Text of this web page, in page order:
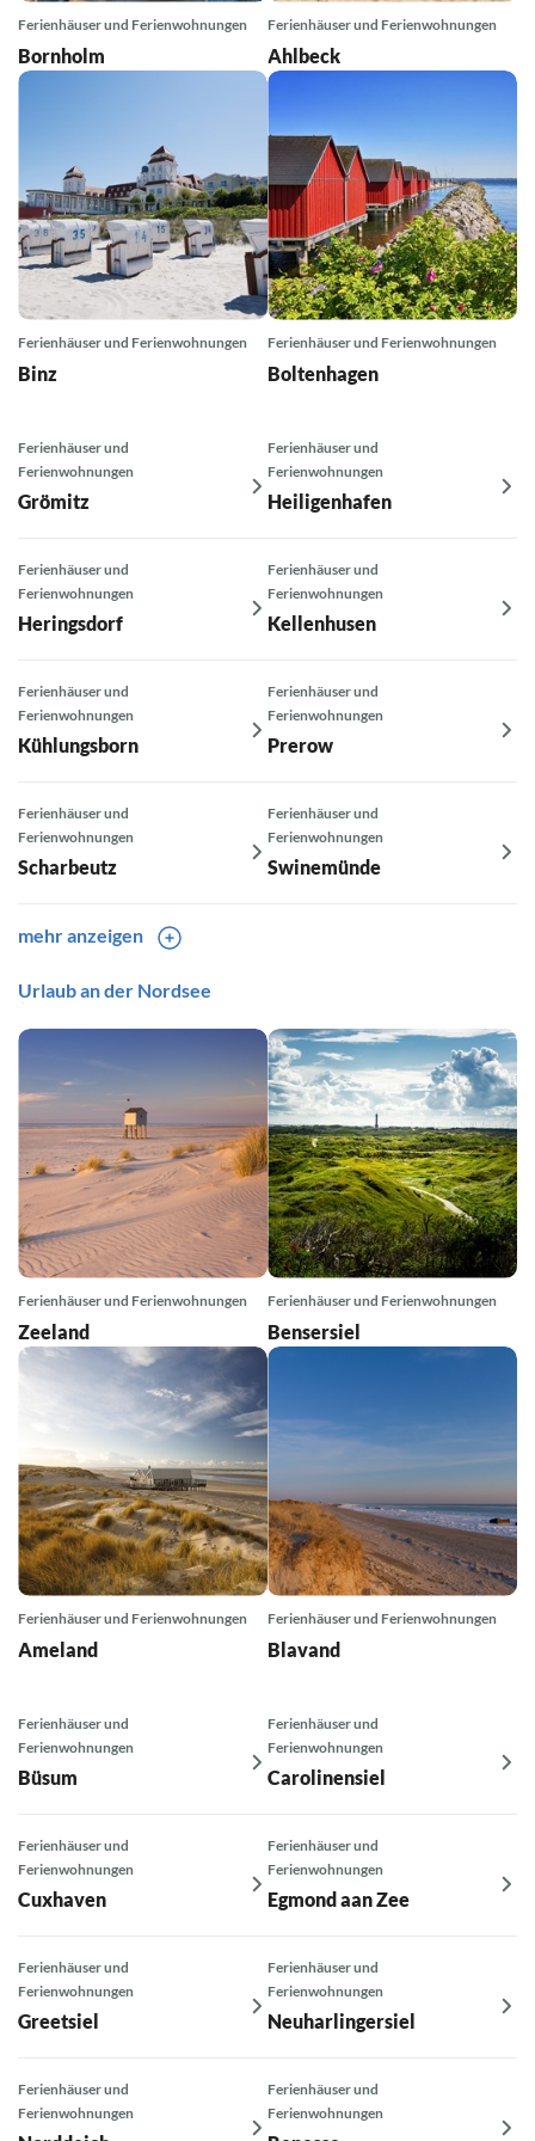
Ferienhäuser und Ferienwohnungen
Bornholm
Ferienhäuser und Ferienwohnungen
Ahlbeck
Ferienhäuser und Ferienwohnungen
Binz
Ferienhäuser und Ferienwohnungen
Boltenhagen
Ferienhäuser und
Ferienwohnungen
Grömitz
Ferienhäuser und
Ferienwohnungen
Heiligenhafen
Ferienhäuser und
Ferienwohnungen
Heringsdorf
Ferienhäuser und
Ferienwohnungen
Kellenhusen
Ferienhäuser und
Ferienwohnungen
Kühlungsborn
Ferienhäuser und
Ferienwohnungen
Prerow
Ferienhäuser und
Ferienwohnungen
Scharbeutz
Ferienhäuser und
Ferienwohnungen
Swinemünde
mehr anzeigen
Ferienhäuser und
Timmendorfer Strand Travemünde
Ferienhäuser und
Ferienwohnungen
Warnemünde
Ferienhäuser und
Ferienwohnungen
Zingst
Ferienhäuser und
Ferienwohnungen
Zinnowitz
Ferienhäuser und
Ferienwohnungen
Polnische Ostsee
Urlaub an der Nordsee
Ferienhäuser und Ferienwohnungen
Zeeland
Ferienhäuser und Ferienwohnungen
Bensersiel
Ferienhäuser und Ferienwohnungen
Ameland
Ferienhäuser und Ferienwohnungen
Blavand
Ferienhäuser und
Ferienwohnungen
Büsum
Ferienhäuser und
Ferienwohnungen
Carolinensiel
Ferienhäuser und
Ferienwohnungen
Cuxhaven
Ferienhäuser und
Ferienwohnungen
Egmond aan Zee
Ferienhäuser und
Ferienwohnungen
Greetsiel
Ferienhäuser und
Ferienwohnungen
Neuharlingersiel
Ferienhäuser und
Ferienwohnungen
Ferienhäuser und
Ferienwohnungen